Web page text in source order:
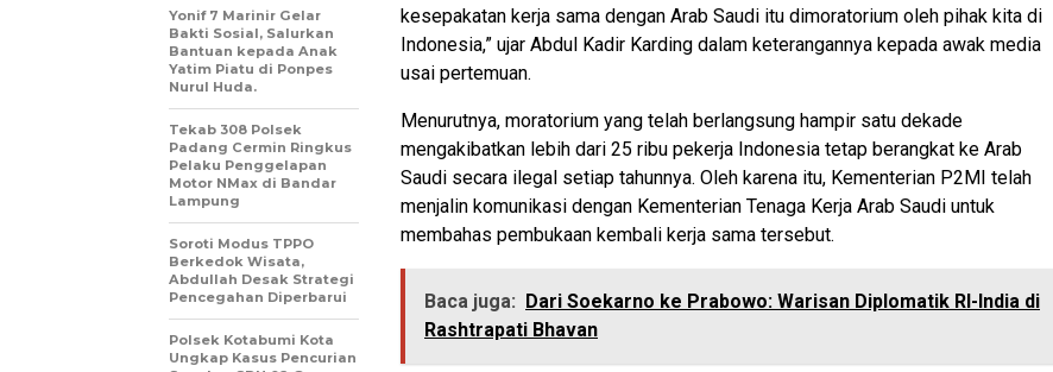
kesepakatan kerja sama dengan Arab Saudi itu dimoratorium oleh pihak kita di
Indonesia,” ujar Abdul Kadir Karding dalam keterangannya kepada awak media
usai pertemuan.
Menurutnya, moratorium yang telah berlangsung hampir satu dekade
mengakibatkan lebih dari 25 ribu pekerja Indonesia tetap berangkat ke Arab
Saudi secara ilegal setiap tahunnya. Oleh karena itu, Kementerian P2MI telah
menjalin komunikasi dengan Kementerian Tenaga Kerja Arab Saudi untuk
membahas pembukaan kembali kerja sama tersebut.
Baca juga: Dari Soekarno ke Prabowo: Warisan Diplomatik RI-India di
Rashtrapati Bhavan
Yonif 7 Marinir Gelar
Bakti Sosial, Salurkan
Bantuan kepada Anak
Yatim Piatu di Ponpes
Nurul Huda.
Tekab 308 Polsek
Padang Cermin Ringkus
Pelaku Penggelapan
Motor NMax di Bandar
Lampung
Soroti Modus TPPO
Berkedok Wisata,
Abdullah Desak Strategi
Pencegahan Diperbarui
Polsek Kotabumi Kota
Ungkap Kasus Pencurian